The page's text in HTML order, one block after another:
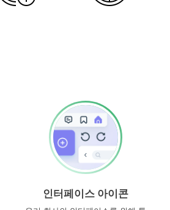
인터페이스 아이콘